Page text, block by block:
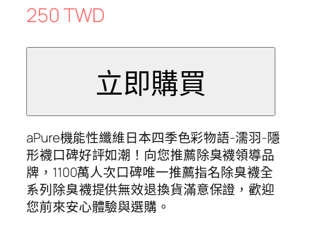
250 TWD
aPure機能性纖維日本四季色彩物語-濡羽-隱
形襪口碑好評如潮！向您推薦除臭襪領導品
牌，1100萬人次口碑唯一推薦指名除臭襪全
系列除臭襪提供無效退換貨滿意保證，歡迎
您前來安心體驗與選購。